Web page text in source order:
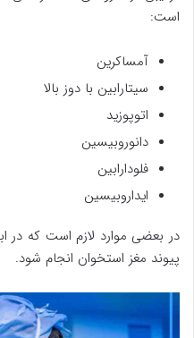
است:
آمساکرین
سیتارابین با دوز بالا
اتوپوزید
دانوروبیسین
فلودارابین
ایداروبیسین
در بعضی موارد لازم است که در
پیوند مغز استخوان انجام شود.